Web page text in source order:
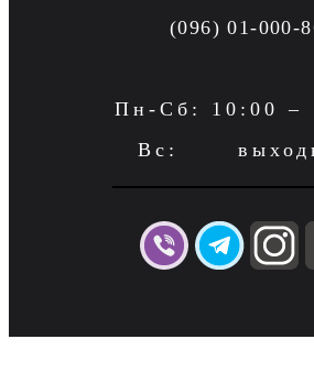
(096) 01-000-
Пн-Сб: 10:00 –
Вс: